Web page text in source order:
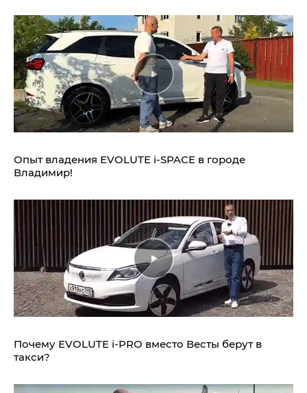
Опыт владения EVOLUTE i‑SPACE в городе
Владимир!
Почему EVOLUTE i‑PRO вместо Весты берут в
такси?